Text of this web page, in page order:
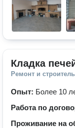
Кладка
Ремонт и
Опыт: Более 10
Работа по
Проживание на